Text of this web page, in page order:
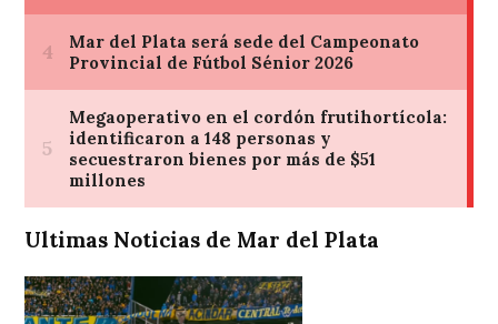
Ultimas Noticias de Mar del Plata